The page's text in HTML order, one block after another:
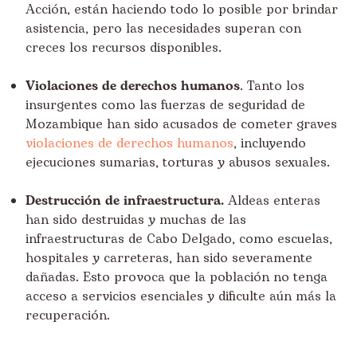
Acción, están haciendo todo lo posible por brindar
asistencia, pero las necesidades superan con
creces los recursos disponibles.
Violaciones de derechos humanos. Tanto los
insurgentes como las fuerzas de seguridad de
Mozambique han sido acusados de cometer graves
violaciones de derechos humanos, incluyendo
ejecuciones sumarias, torturas y abusos sexuales.
Destrucción de infraestructura. Aldeas enteras
han sido destruidas y muchas de las
infraestructuras de Cabo Delgado, como escuelas,
hospitales y carreteras, han sido severamente
dañadas. Esto provoca que la población no tenga
acceso a servicios esenciales y dificulte aún más la
recuperación.